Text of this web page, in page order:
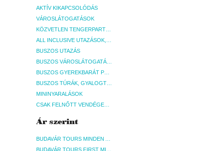
AKTÍV KIKAPCSOLÓDÁS
VÁROSLÁTOGATÁSOK
BUSZOS UTAZÁS
MININYARALÁSOK
Ár szerint